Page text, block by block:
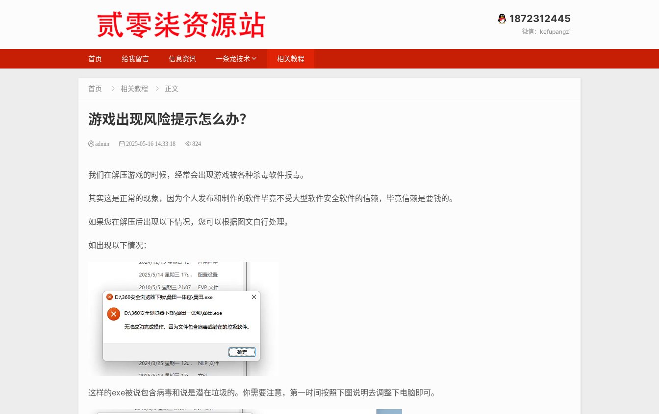
1872312445
微信：kefupangzi
首页 给我留言 信息资讯 一条龙技术 相关教程
首页  相关教程  正文
游戏出现风险提示怎么办？
admin 2025-05-16 14:33:18 824
我们在解压游戏的时候，经常会出现游戏被各种杀毒软件报毒。
其实这是正常的现象，因为个人发布和制作的软件毕竟不受大型软件安全软件的信赖，毕竟信赖是要钱的。
如果您在解压后出现以下情况，您可以根据图文自行处理。
如出现以下情况：
这样的exe被说包含病毒和说是潜在垃圾的。你需要注意，第一时间按照下图说明去调整下电脑即可。